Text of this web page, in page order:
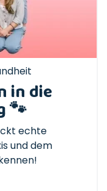
in die
🐾
echte
und dem